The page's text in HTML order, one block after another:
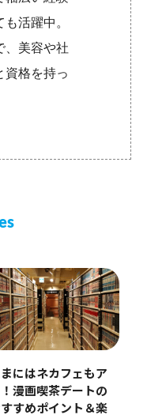
活躍中。
、美容や社
資格を持っ
にはネカフェもア
！漫画喫茶デートの
すめポイント＆楽